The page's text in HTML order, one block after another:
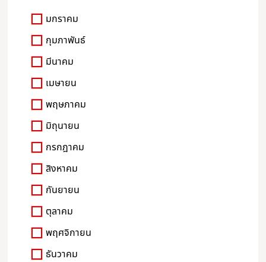
มกราคม
กุมภาพันธ์
มีนาคม
เมษายน
พฤษภาคม
มิถุนายน
กรกฎาคม
สิงหาคม
กันยายน
ตุลาคม
พฤศจิกายน
ธันวาคม